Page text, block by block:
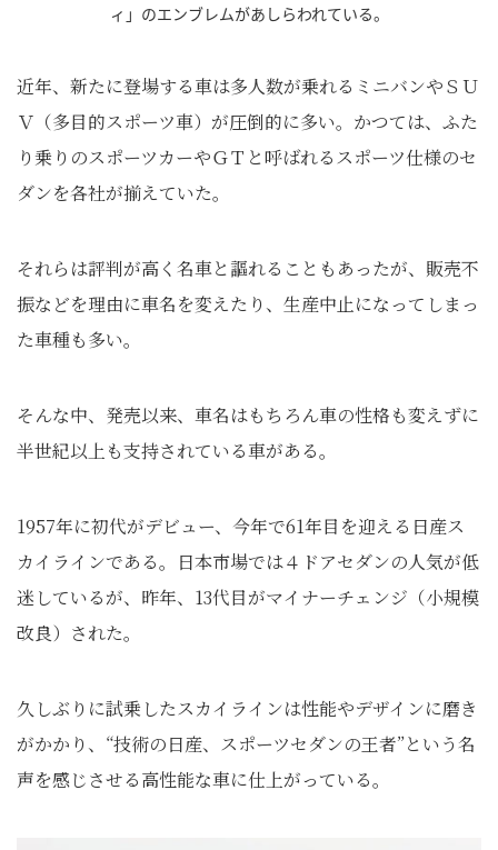
ィ」のエンブレムがあしらわれている。
近年、新たに登場する車は多人数が乗れるミニバンやＳＵ
Ｖ（多目的スポーツ車）が圧倒的に多い。かつては、ふた
り乗りのスポーツカーやＧＴと呼ばれるスポーツ仕様のセ
ダンを各社が揃えていた。
それらは評判が高く名車と謳れることもあったが、販売不
振などを理由に車名を変えたり、生産中止になってしまっ
た車種も多い。
そんな中、発売以来、車名はもちろん車の性格も変えずに
半世紀以上も支持されている車がある。
1957年に初代がデビュー、今年で61年目を迎える日産ス
カイラインである。日本市場では４ドアセダンの人気が低
迷しているが、昨年、13代目がマイナーチェンジ（小規模
改良）された。
久しぶりに試乗したスカイラインは性能やデザインに磨き
がかかり、“技術の日産、スポーツセダンの王者”という名
声を感じさせる高性能な車に仕上がっている。